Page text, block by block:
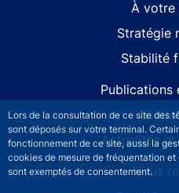
Lors de la consultation de ce site des
sont déposés sur votre terminal.
fonctionnement de ce site, aussi la
cookies de mesure de fréquentation
sont exemptés de consentement.
À votre
Stratégie
Stabilité
Publications
Actualités et
Nous